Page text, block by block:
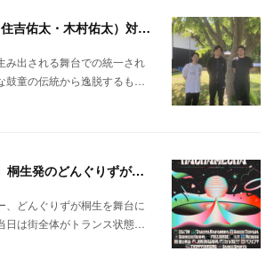
【鼓童（中込健太・住吉佑太・木村佑太）対談】即興で得られる新たな感覚。
み出される舞台での統一され
鼓童の伝統から逸脱するも…
【HACHA MECHA】桐生発のどんぐりずが桐生をハチャメチャに彩る。
どんぐりずが桐生を舞台に
日は街全体がトランス状態…